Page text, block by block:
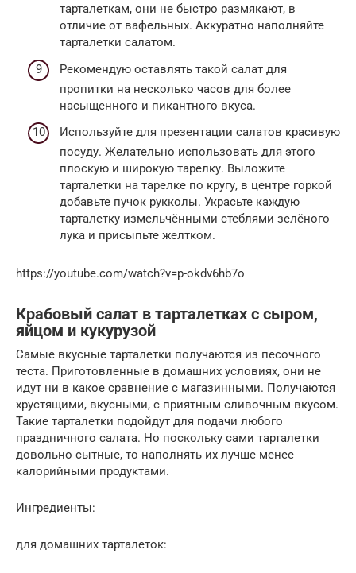
тарталеткам, они не быстро размякают, в
отличие от вафельных. Аккуратно наполняйте
тарталетки салатом.
Рекомендую оставлять такой салат для
пропитки на несколько часов для более
насыщенного и пикантного вкуса.
Используйте для презентации салатов красивую
посуду. Желательно использовать для этого
плоскую и широкую тарелку. Выложите
тарталетки на тарелке по кругу, в центре горкой
добавьте пучок рукколы. Украсьте каждую
тарталетку измельчёнными стеблями зелёного
лука и присыпьте желтком.
https://youtube.com/watch?v=p-okdv6hb7o
Крабовый салат в тарталетках с сыром,
яйцом и кукурузой
Самые вкусные тарталетки получаются из песочного
теста. Приготовленные в домашних условиях, они не
идут ни в какое сравнение с магазинными. Получаются
хрустящими, вкусными, с приятным сливочным вкусом.
Такие тарталетки подойдут для подачи любого
праздничного салата. Но поскольку сами тарталетки
довольно сытные, то наполнять их лучше менее
калорийными продуктами.
Ингредиенты:
для домашних тарталеток: